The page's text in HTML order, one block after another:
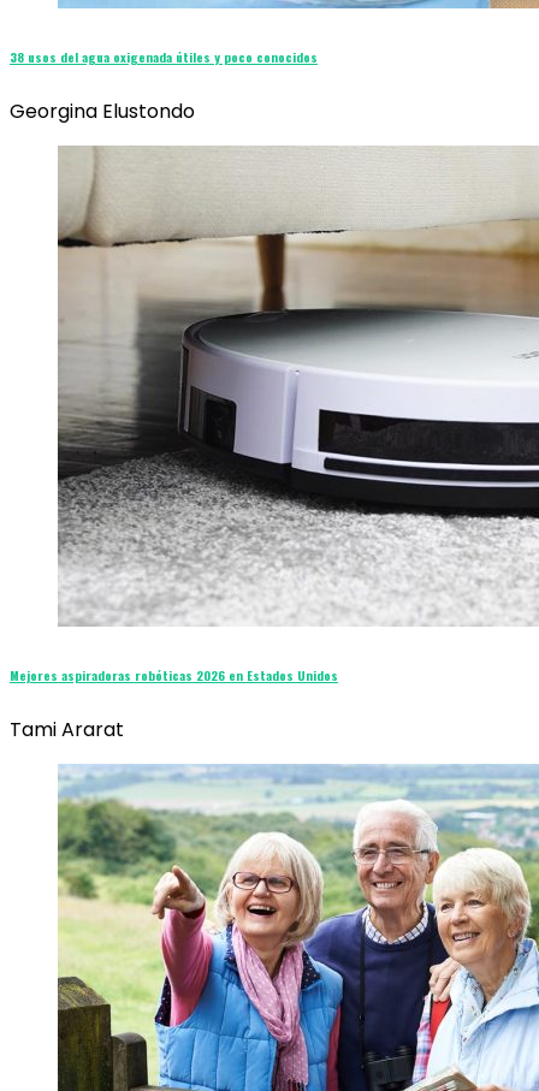
38 usos del agua oxigenada útiles y poco conocidos
Georgina Elustondo
Mejores aspiradoras robóticas 2026 en Estados Unidos
Tami Ararat